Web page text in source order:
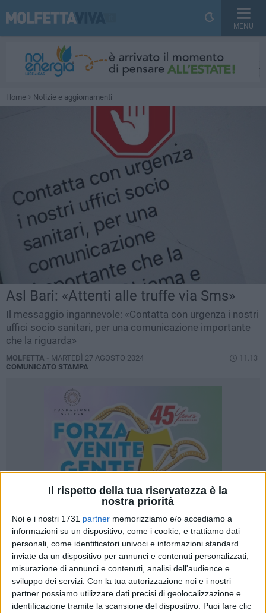
Il rispetto della tua riservatezza è la
nostra priorità
Noi e i nostri 1731 partner memorizziamo e/o accediamo a
informazioni su un dispositivo, come i cookie, e trattiamo dati
personali, come identificatori univoci e informazioni standard
inviate da un dispositivo per annunci e contenuti personalizzati,
misurazione di annunci e contenuti, analisi dell'audience e
sviluppo dei servizi. Con la tua autorizzazione noi e i nostri
partner possiamo utilizzare dati precisi di geolocalizzazione e
identificazione tramite la scansione del dispositivo. Puoi fare clic
MENU
Home Notizie e aggiornamenti
Asl Bari: «Attenti alle truffe via Sms»
Il messaggio ingannevole: «Contatta con urgenza i nostri
uffici socio sanitari, per una comunicazione importante
che la riguarda»
MOLFETTA - MARTEDÌ 27 AGOSTO 2024
11.13
COMUNICATO STAMPA
4
"Contatta con urgenza i nostri uffici socio sanitari, per una